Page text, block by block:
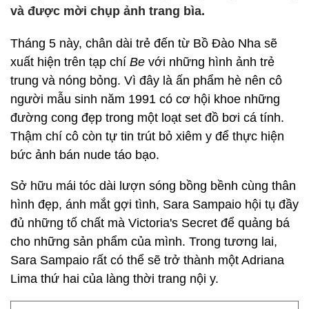
và được mời chụp ảnh trang bìa.
Tháng 5 này, chân dài trẻ đến từ Bồ Đào Nha sẽ
xuất hiện trên tạp chí Be với những hình ảnh trẻ
trung và nóng bỏng. Vì đây là ấn phẩm hè nên cô
người mẫu sinh năm 1991 có cơ hội khoe những
đường cong đẹp trong một loạt set đồ bơi cá tính.
Thậm chí cô còn tự tin trút bỏ xiêm y để thực hiện
bức ảnh bán nude táo bạo.
Sở hữu mái tóc dài lượn sóng bồng bềnh cùng thân
hình đẹp, ánh mắt gợi tình, Sara Sampaio hội tụ đầy
đủ những tố chất mà Victoria's Secret để quảng bá
cho những sản phẩm của mình. Trong tương lai,
Sara Sampaio rất có thể sẽ trở thành một Adriana
Lima thứ hai của làng thời trang nội y.